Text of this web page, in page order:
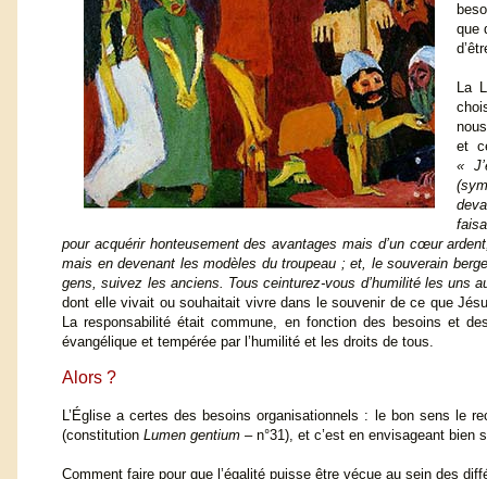
que
La
et
«
pour acquérir honteusement des avantages mais d’un cœur
mais en devenant les modèles du troupeau ; et, le souverain
gens, suivez les anciens. Tous ceinturez-vous d’humilité les uns
dont elle vivait ou souhaitait vivre dans le souvenir de ce que
La responsabilité était commune, en fonction des besoins et
évangélique et tempérée par l’humilité et les droits de tous.
Alors ?
L’Église a certes des besoins organisationnels : le bon sens le
(constitution Lumen gentium – n°31), et c’est en envisageant
Comment faire pour que l’égalité puisse être vécue au sein des